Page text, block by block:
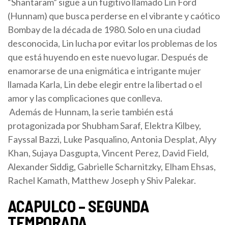
(Hunnam) que busca perderse en el vibrante y caótico
Bombay de la década de 1980. Solo en una ciudad
desconocida, Lin lucha por evitar los problemas de los
que está huyendo en este nuevo lugar. Después de
enamorarse de una enigmática e intrigante mujer
llamada Karla, Lin debe elegir entre la libertad o el
amor y las complicaciones que conlleva.
Además de Hunnam, la serie también está
protagonizada por Shubham Saraf, Elektra Kilbey,
Fayssal Bazzi, Luke Pasqualino, Antonia Desplat, Alyy
Khan, Sujaya Dasgupta, Vincent Perez, David Field,
Alexander Siddig, Gabrielle Scharnitzky, Elham Ehsas,
Rachel Kamath, Matthew Joseph y Shiv Palekar.
ACAPULCO – SEGUNDA